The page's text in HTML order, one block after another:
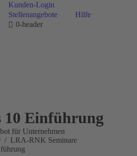
Kunden-Login
Stellenangebote
Hilfe
0-header
10 Einführung
für Unternehmen
LRA-RNK Seminare